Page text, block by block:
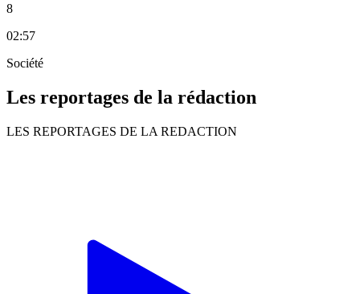
8
02:57
Société
Les reportages de la rédaction
LES REPORTAGES DE LA REDACTION